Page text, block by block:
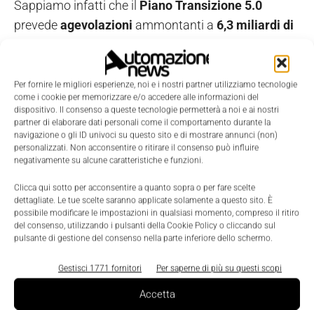
Per fornire le migliori esperienze, noi e i nostri partner utilizziamo tecnologie
come i cookie per memorizzare e/o accedere alle informazioni del
dispositivo. Il consenso a queste tecnologie permetterà a noi e ai nostri
partner di elaborare dati personali come il comportamento durante la
navigazione o gli ID univoci su questo sito e di mostrare annunci (non)
personalizzati. Non acconsentire o ritirare il consenso può influire
negativamente su alcune caratteristiche e funzioni.
Clicca qui sotto per acconsentire a quanto sopra o per fare scelte
dettagliate. Le tue scelte saranno applicate solamente a questo sito. È
possibile modificare le impostazioni in qualsiasi momento, compreso il ritiro
del consenso, utilizzando i pulsanti della Cookie Policy o cliccando sul
pulsante di gestione del consenso nella parte inferiore dello schermo.
Gestisci 1771 fornitori Per saperne di più su questi scopi
Accetta
Sappiamo infatti che il Piano Transizione 5.0
prevedeagevolazioni ammontanti a 6,3 miliardi di
costi sostenuti da tutte le imprese, con poche
eccezioni. L’agevolazione è funzionale alla
realizzazione di nuovi investimenti in strutture
produttive italiane, nell’ambito di progetti di
innovazione. A condizione che sia evidente (e
certificata) unariduzione dei consumi energetici
Come già stabilito dall’articolo 38 – e come sarà
confermato dal Decreto attuativo – le imprese
potranno richiedere un credito d’imposta, sulla base
funzionalmente ai costi di investimento per la
riduzione dei consumi energetici